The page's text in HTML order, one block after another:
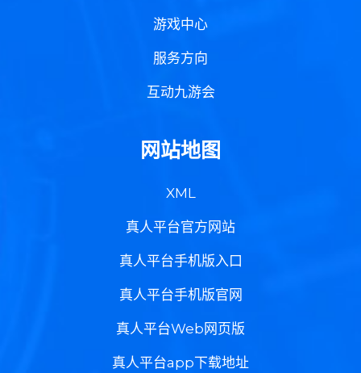
游戏中心
服务方向
互动九游会
网站地图
XML
真人平台官方网站
真人平台手机版入口
真人平台手机版官网
真人平台Web网页版
真人平台app下载地址